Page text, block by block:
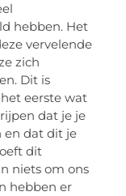
hebben. Het
vervelende
zich
Dit is
eerste wat
dat je je
en dat dit je
dit
niets om ons
hebben er